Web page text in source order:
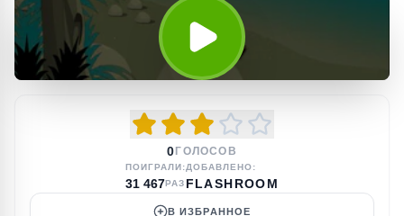
0 ГОЛОСОВ
ПОИГРАЛИ:
31 467РАЗ
ДОБАВЛЕНО:
FLASHROOM
В ИЗБРАННОЕ